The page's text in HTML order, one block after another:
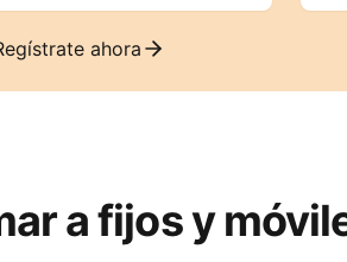
ahora
a fijos y